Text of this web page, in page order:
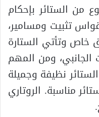
من الستائر بإحكام
تثبيت ومسامير،
خاص وتأتي الستارة
الجانبي، ومن المهم
نظيفة وجميلة
مناسبة. الروتاري